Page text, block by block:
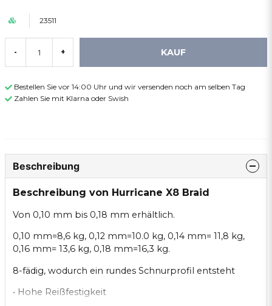
23511
- + KAUF
Bestellen Sie vor 14:00 Uhr und wir versenden noch am selben Tag
Zahlen Sie mit Klarna oder Swish
Beschreibung
Beschreibung von Hurricane X8 Braid
Von 0,10 mm bis 0,18 mm erhältlich.
0,10 mm=8,6 kg, 0,12 mm=10.0 kg, 0,14 mm= 11,8 kg,
0,16 mm= 13,6 kg, 0,18 mm=16,3 kg.
8-fädig, wodurch ein rundes Schnurprofil entsteht
• Hohe Reißfestigkeit